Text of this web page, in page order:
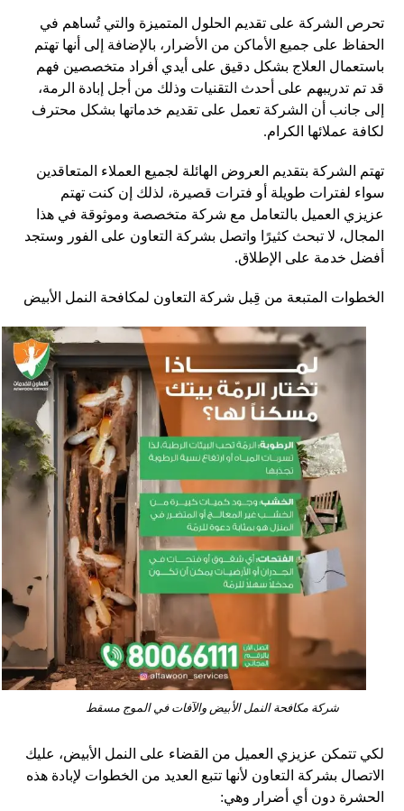
تحرص الشركة على تقديم الحلول المتميزة والتي تُساهم في
الحفاظ على جميع الأماكن من الأضرار، بالإضافة إلى أنها تهتم
باستعمال العلاج بشكل دقيق على أيدي أفراد متخصصين فهم
قد تم تدريبهم على أحدث التقنيات وذلك من أجل إبادة الرمة،
إلى جانب أن الشركة تعمل على تقديم خدماتها بشكل محترف
لكافة عملائها الكرام.
تهتم الشركة بتقديم العروض الهائلة لجميع العملاء المتعاقدين
سواء لفترات طويلة أو فترات قصيرة، لذلك إن كنت تهتم
عزيزي العميل بالتعامل مع شركة متخصصة وموثوقة في هذا
المجال، لا تبحث كثيرًا واتصل بشركة التعاون على الفور وستجد
أفضل خدمة على الإطلاق.
الخطوات المتبعة من قِبل شركة التعاون لمكافحة النمل الأبيض
شركة مكافحة النمل الأبيض والآفات في الموج مسقط
لكي تتمكن عزيزي العميل من القضاء على النمل الأبيض، عليك
الاتصال بشركة التعاون لأنها تتبع العديد من الخطوات لإبادة هذه
الحشرة دون أي أضرار وهي: